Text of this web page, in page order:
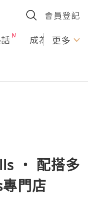
會員登記
成為U更多
‧ 配搭多
門店